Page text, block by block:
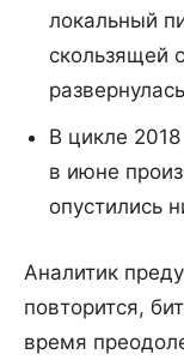
локальный
скользящей
В цикле
в июне
опустились
Аналитик
повторится,
время